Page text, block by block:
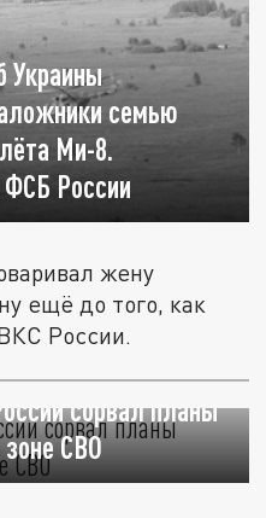
Украины
семью
Ми-8.
ФСБ России
жену
ещё до того, как
России.
сорвал планы
зоне СВО